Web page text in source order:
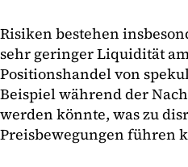
Risiken bestehen
sehr geringer Liquidität
Positionshandel von
Beispiel während der
werden könnte, was zu
Preisbewegungen führen